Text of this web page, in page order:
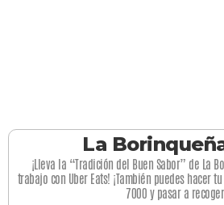
La
¡Lleva la “Tradición del Buen Sabor” de La
trabajo con Uber Eats! ¡También puedes hacer
7000 y pasar a